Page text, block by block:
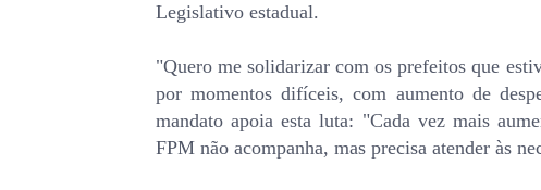
Legislativo estadual.
"Quero me solidarizar com os prefeitos que
por momentos difíceis, com aumento de
mandato apoia esta luta: "Cada vez mais
FPM não acompanha, mas precisa atender às